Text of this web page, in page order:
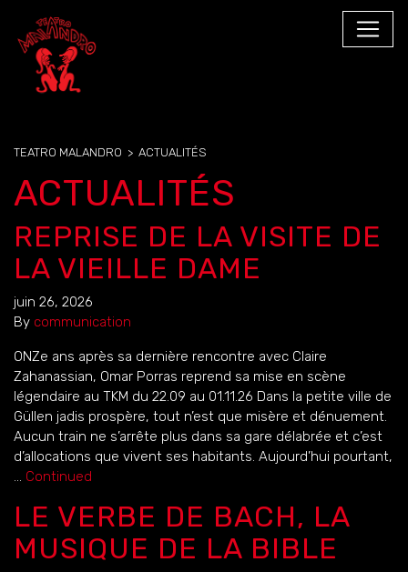
TEATRO MALANDRO > ACTUALITÉS
ACTUALITÉS
REPRISE DE LA VISITE DE
LA VIEILLE DAME
juin 26, 2026
By communication
ONZe ans après sa dernière rencontre avec Claire
Zahanassian, Omar Porras reprend sa mise en scène
légendaire au TKM du 22.09 au 01.11.26 Dans la petite ville de
Güllen jadis prospère, tout n’est que misère et dénuement.
Aucun train ne s’arrête plus dans sa gare délabrée et c’est
d’allocations que vivent ses habitants. Aujourd’hui pourtant,
… Continued
LE VERBE DE BACH, LA
MUSIQUE DE LA BIBLE